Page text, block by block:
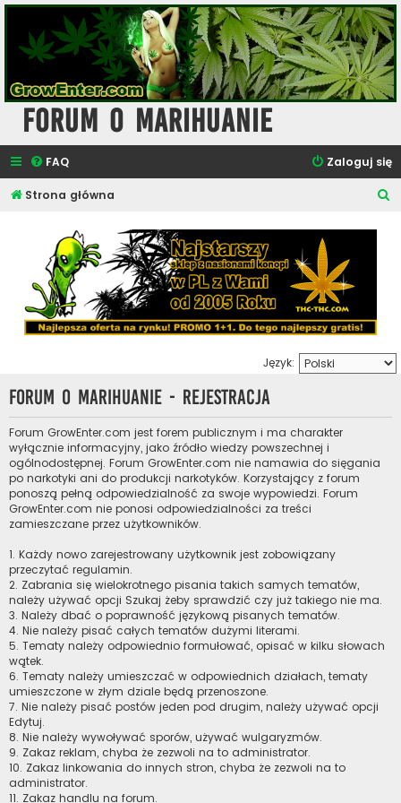
Forum o Marihuanie
FAQ Zaloguj się
Strona główna
Język:
Forum o Marihuanie - Rejestracja
Forum GrowEnter.com jest forem publicznym i ma charakter
wyłącznie informacyjny, jako źródło wiedzy powszechnej i
ogólnodostępnej. Forum GrowEnter.com nie namawia do sięgania
po narkotyki ani do produkcji narkotyków. Korzystający z forum
ponoszą pełną odpowiedzialność za swoje wypowiedzi. Forum
GrowEnter.com nie ponosi odpowiedzialności za treści
zamieszczane przez użytkowników.
1. Każdy nowo zarejestrowany użytkownik jest zobowiązany
przeczytać regulamin.
2. Zabrania się wielokrotnego pisania takich samych tematów,
należy używać opcji Szukaj żeby sprawdzić czy już takiego nie ma.
3. Należy dbać o poprawność językową pisanych tematów.
4. Nie należy pisać całych tematów dużymi literami.
5. Tematy należy odpowiednio formułować, opisać w kilku słowach
wątek.
6. Tematy należy umieszczać w odpowiednich działach, tematy
umieszczone w złym dziale będą przenoszone.
7. Nie należy pisać postów jeden pod drugim, należy używać opcji
Edytuj.
8. Nie należy wywoływać sporów, używać wulgaryzmów.
9. Zakaz reklam, chyba że zezwoli na to administrator.
10. Zakaz linkowania do innych stron, chyba że zezwoli na to
administrator.
11. Zakaz handlu na forum.